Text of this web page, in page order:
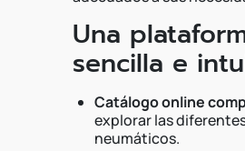
Una
sencilla e
Catálogo online
explorar las
neumáticos.